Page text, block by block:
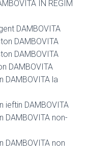
IN REGIM
DAMBOVITA
DAMBOVITA
DAMBOVITA
DAMBOVITA
DAMBOVITA la
ieftin DAMBOVITA
DAMBOVITA non-
DAMBOVITA non